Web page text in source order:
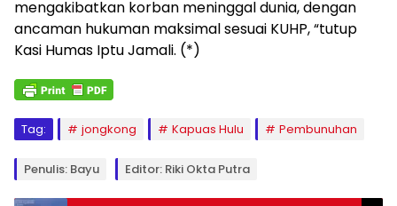
mengakibatkan korban meninggal dunia, dengan
ancaman hukuman maksimal sesuai KUHP, “tutup
Kasi Humas Iptu Jamali. (*)
Tag: jongkong Kapuas Hulu Pembunuhan
Penulis: Bayu Editor: Riki Okta Putra